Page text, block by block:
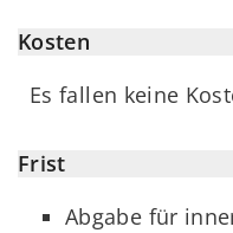
Kosten
Es fallen keine
Frist
Abgabe für